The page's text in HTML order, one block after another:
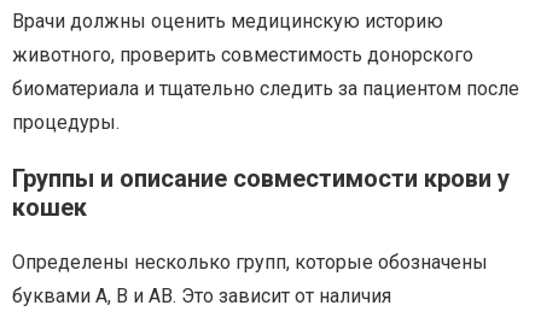
Врачи должны оценить медицинскую историю
животного, проверить совместимость донорского
биоматериала и тщательно следить за пациентом после
процедуры.
Группы и описание совместимости крови у
кошек
Определены несколько групп, которые обозначены
буквами А, В и AB. Это зависит от наличия